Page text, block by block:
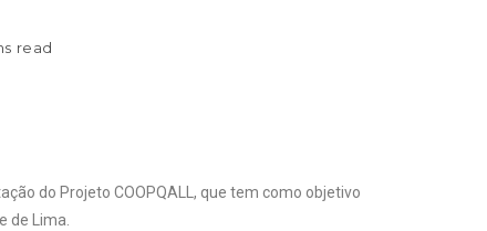
read
do Projeto COOPQALL, que tem como objetivo
de Lima.